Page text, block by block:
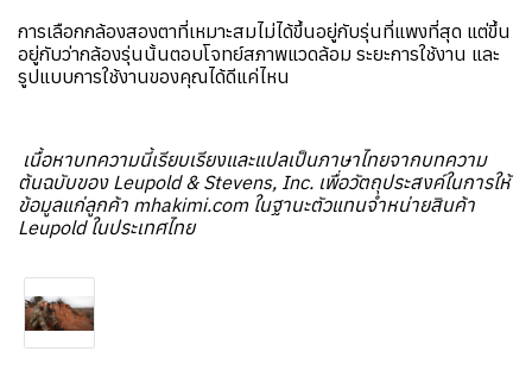
การเลือกกล้องสองตาที่เหมาะสมไม่ได้ขึ้นอยู่กับรุ่นที่แพงที่สุด แต่ขึ้น
อยู่กับว่ากล้องรุ่นนั้นตอบโจทย์สภาพแวดล้อม ระยะการใช้งาน และ
รูปแบบการใช้งานของคุณได้ดีแค่ไหน
เนื้อหาบทความนี้เรียบเรียงและแปลเป็นภาษาไทยจากบทความ
ต้นฉบับของ Leupold & Stevens, Inc. เพื่อวัตถุประสงค์ในการให้
ข้อมูลแก่ลูกค้า mhakimi.com ในฐานะตัวแทนจำหน่ายสินค้า
Leupold ในประเทศไทย